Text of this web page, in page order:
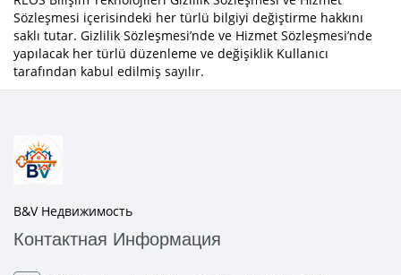
Sözleşmesi içerisindeki her türlü bilgiyi değiştirme hakkını
saklı tutar. Gizlilik Sözleşmesi’nde ve Hizmet Sözleşmesi’nde
yapılacak her türlü düzenleme ve değişiklik Kullanıcı
tarafından kabul edilmiş sayılır.
B&V Недвижимость
Контактная Информация